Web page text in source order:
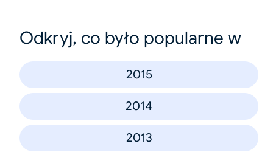
Odkryj, co było popularne w
2015
2014
2013